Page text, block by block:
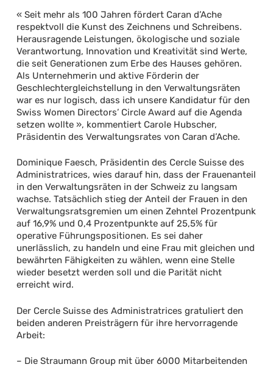
« Seit mehr als 100 Jahren fördert Caran d’Ache
respektvoll die Kunst des Zeichnens und Schreibens.
Herausragende Leistungen, ökologische und soziale
Verantwortung, Innovation und Kreativität sind Werte,
die seit Generationen zum Erbe des Hauses gehören.
Als Unternehmerin und aktive Förderin der
Geschlechtergleichstellung in den Verwaltungsräten
war es nur logisch, dass ich unsere Kandidatur für den
Swiss Women Directors’ Circle Award auf die Agenda
setzen wollte », kommentiert Carole Hubscher,
Präsidentin des Verwaltungsrates von Caran d’Ache.
Dominique Faesch, Präsidentin des Cercle Suisse des
Administratrices, wies darauf hin, dass der Frauenanteil
in den Verwaltungsräten in der Schweiz zu langsam
wachse. Tatsächlich stieg der Anteil der Frauen in den
Verwaltungsratsgremien um einen Zehntel Prozentpunk
auf 16,9% und 0,4 Prozentpunkte auf 25,5% für
operative Führungspositionen. Es sei daher
unerlässlich, zu handeln und eine Frau mit gleichen und
bewährten Fähigkeiten zu wählen, wenn eine Stelle
wieder besetzt werden soll und die Parität nicht
erreicht wird.
Der Cercle Suisse des Administratrices gratuliert den
beiden anderen Preisträgern für ihre hervorragende
Arbeit:
– Die Straumann Group mit über 6000 Mitarbeitenden